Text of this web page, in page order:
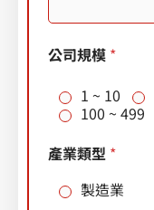
l
（
請
寫
公
信
箱
）
公司規模 *
1 ~ 10
100 ~ 499
產業類型 *
製造業